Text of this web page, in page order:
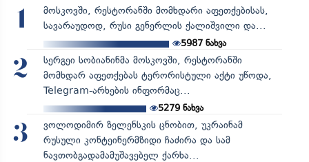
1
მოსკოვში, რესტორანში მომხდარი აფეთქებისას,
სავარაუდოდ, რუსი გენერლის ქალიშვილი და...
5987 ნახვა
2
სერგეი სობიანინმა მოსკოვში, რესტორანში
მომხდარ აფეთქებას ტერორისტული აქტი უწოდა,
Telegram-არხების ინფორმაც...
5279ნახვა
3
ვოლოდიმირ ზელენსკის ცნობით, უკრაინამ
რუსული კონტეინერმზიდი ჩაძირა და სამ
ნავთობგადამამუშავებელ ქარხა...